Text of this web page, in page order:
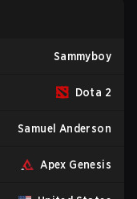
Sammyboy
Dota 2
Samuel Anderson
Apex Genesis